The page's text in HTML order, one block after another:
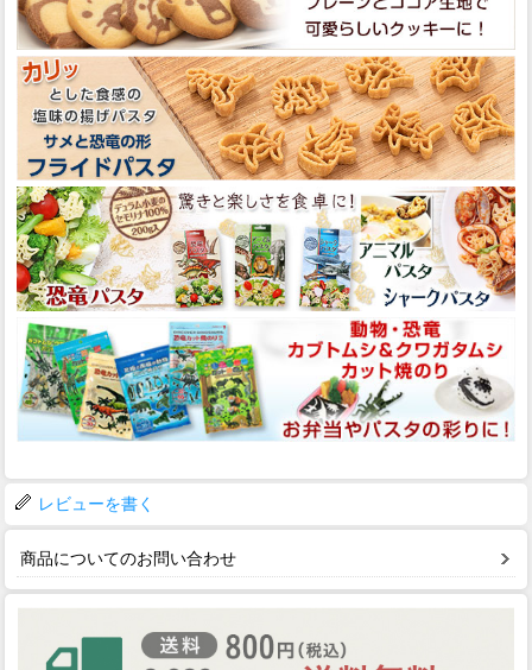
レビューを書く
商品についてのお問い合わせ